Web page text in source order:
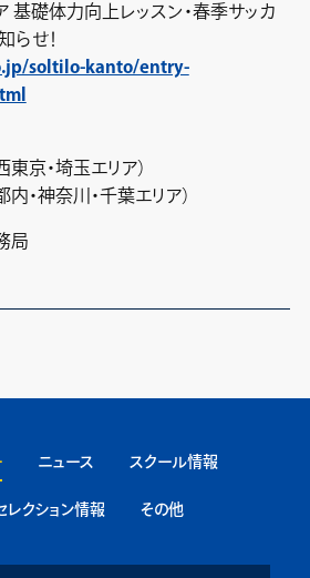
基礎体力向上レッスン・春季サッカ
らせ！
soltilo-kanto/entry-
京・埼玉エリア）
・神奈川・千葉エリア）
局
ニュース スクール情報
レクション情報 その他